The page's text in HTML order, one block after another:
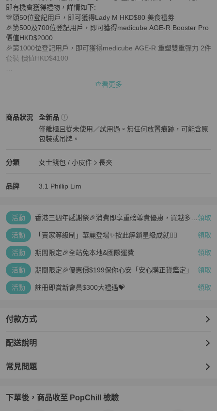
即有機會獲得禮物，詳情如下:
🎊頭50位登記用戶，即可獲得Lady M HKD$80 美食禮劵
🎉第500及700位登記用戶，即可獲得medicube AGE-R Booster Pro
價值HKD$2000
🎉第1000位登記用戶，即可獲得medicube AGE-R 重塑雙重彈力 2件
套裝 價值HKD$4100
*限量禮品，先到先得，送完即止，不設通知。
*本平台對於因郵寄過程中造成的禮劵/禮物遺失或損壞不承擔任何責
任。如發生寄失情況，本平台將不會提供任何形式的賠償或補發。
*就一切有關事宜，PopChill將保留最終之決定權。
查看更多
商品狀況
3.1 Phillip Lim女士錢包 / 小皮件
全新品
僅離櫃且從未使用／試用過。無任何放置痕跡，可能含原
包裝或吊牌。
分類
3.1 Phillip Lim女士錢包 / 小皮件分類資訊
女士錢包 / 小皮件
長夾
品牌
3.1 Phillip Lim 精品女士錢包 / 小皮件
3.1 Phillip Lim
3.1 Phillip Lim 推薦清單
活動
香港三週年感謝祭🎉消費即享重磅尊貴優惠，買越多、 領取
活動 「賣家等級制」華麗登場✨按此解鎖星級成就👆🏻 領取
活動 期間限定🎉全站免本地&國際運費 領取
活動 期間限定🎉優惠價$199保你心安「安心購正貨鑑定」 領取
活動 註冊即賞新會員$300大禮遇💝 領取
付款方式
配送說明
常見問題
下單後，商品收至 PopChill 檢驗